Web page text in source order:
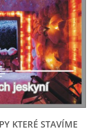
KTERÉ STAVÍME